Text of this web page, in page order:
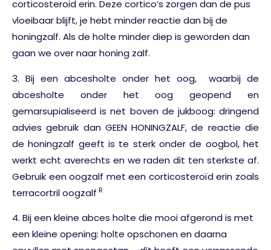
corticosteroid erin. Deze cortico’s zorgen dan de pus
vloeibaar blijft, je hebt minder reactie dan bij de
honingzalf. Als de holte minder diep is geworden dan
gaan we over naar honing zalf.
3. Bij een abcesholte onder het oog, waarbij de
abcesholte onder het oog geopend en
gemarsupialiseerd is net boven de jukboog: dringend
advies gebruik dan GEEN HONINGZALF, de reactie die
de honingzalf geeft is te sterk onder de oogbol, het
werkt echt averechts en we raden dit ten sterkste af.
Gebruik een oogzalf met een corticosteroïd erin zoals
terracortril oogzalf R
4. Bij een kleine abces holte die mooi afgerond is met
een kleine opening: holte opschonen en daarna